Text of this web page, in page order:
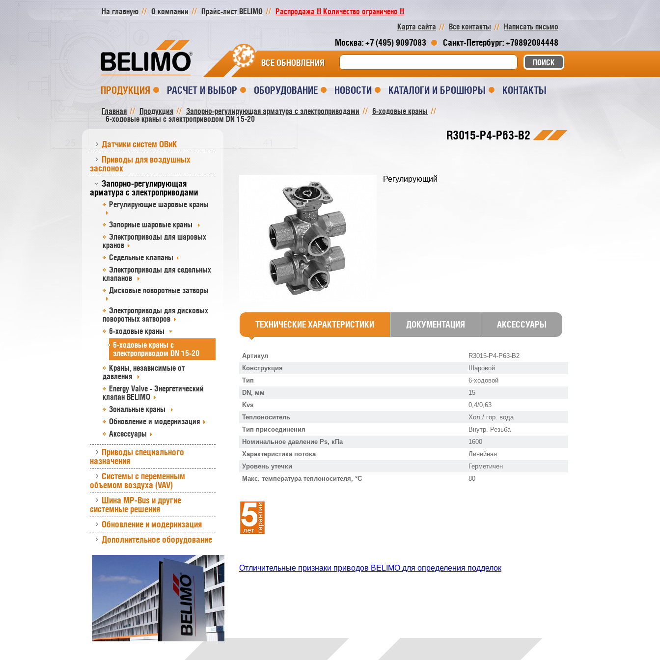
На главную О компании Прайс-лист BELIMO
Распродажа !!! Количество ограничено !!!
Карта сайта
Все контакты Написать письмо
Москва: +7 (495) 9097083
Санкт-Петербург: +79892094448
ВСЕ ОБНОВЛЕНИЯ
ПРОДУКЦИЯ РАСЧЕТ И ВЫБОР ОБОРУДОВАНИЕ НОВОСТИ КАТАЛОГИ И БРОШЮРЫ КОНТАКТЫ
Главная Продукция Запорно-регулирующая арматура с электроприводами
6-ходовые краны
6-ходовые краны с электроприводом DN 15-20
Датчики систем ОВиК
Приводы для воздушных
заслонок
Запорно-регулирующая
арматура с электроприводами
Регулирующие шаровые краны
Запорные шаровые краны
Электроприводы для шаровых
кранов
Седельные клапаны
Электроприводы для седельных
клапанов
Дисковые поворотные затворы
Электроприводы для дисковых
поворотных затворов
6-ходовые краны
6-ходовые краны с
электроприводом DN 15-20
Краны, независимые от
давления
Energy Valve - Энергетический
клапан BELIMO
Зональные краны
Обновление и модернизация
Аксессуары
Приводы специального
назначения
Системы с переменным
объемом воздуха (VAV)
Шина MP-Bus и другие
системные решения
Обновление и модернизация
Дополнительное оборудование
R3015-P4-P63-B2
Регулирующий
ТЕХНИЧЕСКИЕ ХАРАКТЕРИСТИКИ ДОКУМЕНТАЦИЯ АКСЕССУАРЫ
Артикул
R3015-P4-P63-B2
Конструкция
Шаровой
Тип
6-ходовой
DN, мм
15
Kvs
0,4/0,63
Теплоноситель
Хол./ гор. вода
Тип присоединения
Внутр. Резьба
Номинальное давление Ps, кПа
1600
Характеристика потока
Линейная
Уровень утечки
Герметичен
Макс. температура теплоносителя, °С
80
Отличительные признаки приводов BELIMO для определения подделок